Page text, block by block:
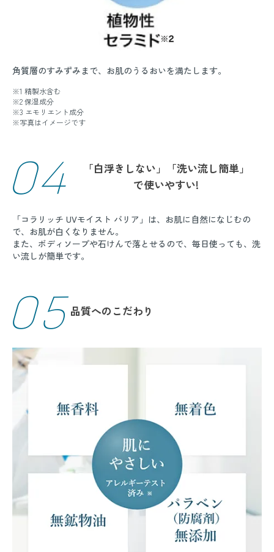
角質層のすみずみまで、お肌のうるおいを満たします。
※1 精製水含む
※2 保湿成分
※3 エモリエント成分
※写真はイメージです
04
「白浮きしない」「洗い流し簡単」
で使いやすい!
「コラリッチ UVモイスト バリア」は、お肌に自然になじむの
で、お肌が白くなりません。
また、ボディソープや石けんで落とせるので、毎日使っても、洗
い流しが簡単です。
05品質へのこだわり